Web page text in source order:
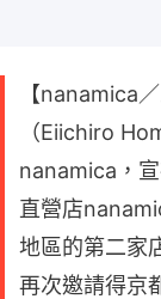
【nanamica
（Eiichiro
nanamica，
直營店
地區的第二家
再次邀請得京